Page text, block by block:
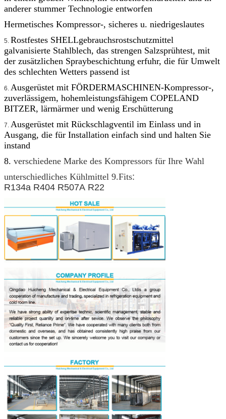
anderer stummer Technologie entworfen
Hermetisches Kompressor-, sicheres u. niedrigeslautes
5. Rostfestes SHELLgebrauchsrostschutzmittel
galvanisierte Stahlblech, das strengen Salzsprühtest, mit
der zusätzlichen Spraybeschichtung erfuhr, die für Umwelt
des schlechten Wetters passend ist
6. Ausgerüstet mit FÖRDERMASCHINEN-Kompressor-,
zuverlässigem, hohemleistungsfähigem COPELAND
BITZER, lärmärmer und wenig Erschütterung
7. Ausgerüstet mit Rückschlagventil im Einlass und in
Ausgang, die für Installation einfach sind und halten Sie
instand
8. verschiedene Marke des Kompressors für Ihre Wahl
unterschiedliches Kühlmittel 9.Fits:
R134a R404 R507A R22